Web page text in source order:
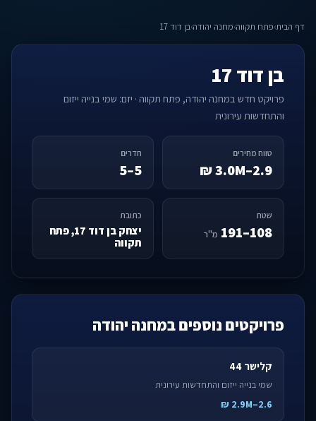
דף הבית›פתח תקווה›מחנה יהודה›בן דוד 17
בן דוד 17
פרויקט חדש במחנה יהודה, פתח תקווה · יזם: שמי בנייה ייזום
והתחדשות עירונית
טווח מחירים
2.9–3.0M ₪
חדרים
5–5
שטח
108–191 מ"ר
כתובת
יצחק בן דוד 17, פתח
תקווה
פרויקטים נוספים במחנה יהודה
קלישר 44
שמי בנייה ייזום והתחדשות עירונית
2.6–2.9M ₪